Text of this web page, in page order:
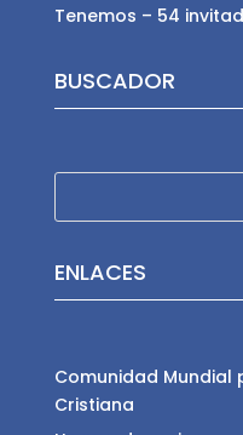
Tenemos – 54
BUSCADOR
ENLACES
Comunidad Mundial
Cristiana